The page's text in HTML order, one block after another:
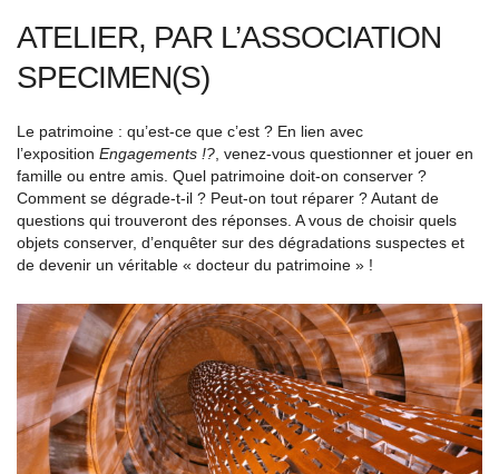
ATELIER, PAR L’ASSOCIATION
SPECIMEN(S)
Le patrimoine : qu’est-ce que c’est ? En lien avec
l’exposition Engagements !? , venez-vous questionner et jouer en
famille ou entre amis. Quel patrimoine doit-on conserver ?
Comment se dégrade-t-il ? Peut-on tout réparer ? Autant de
questions qui trouveront des réponses. A vous de choisir quels
objets conserver, d’enquêter sur des dégradations suspectes et
de devenir un véritable « docteur du patrimoine » !